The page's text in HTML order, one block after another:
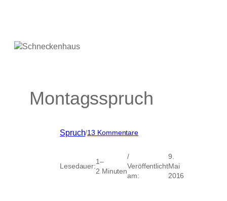
Montagsspruch
Spruch/13 Kommentarezu
Lesedauer:
1–
2 Minuten
/
Veröffentlicht
am:
9.
Mai
2016